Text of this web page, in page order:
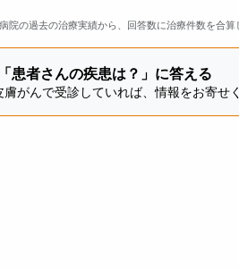
院の過去の治療実績から、回答数に治療件数を合
「患者さんの疾患は？」に答える
膚がんで受診していれば、情報をお寄せ